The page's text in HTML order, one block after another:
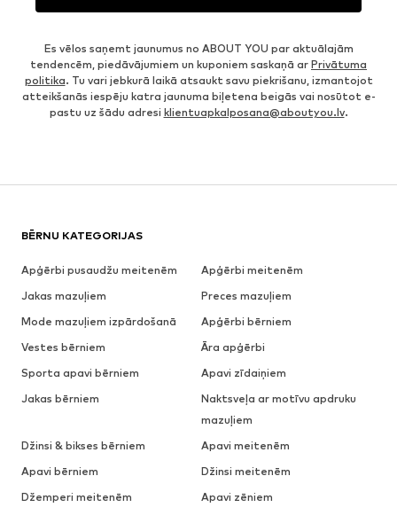
Es vēlos saņemt jaunumus no ABOUT YOU par aktuālajām
tendencēm, piedāvājumiem un kuponiem saskaņā ar Privātuma
politika. Tu vari jebkurā laikā atsaukt savu piekrišanu, izmantojot
atteikšanās iespēju katra jaunuma biļetena beigās vai nosūtot e-
pastu uz šādu adresi klientuapkalposana@aboutyou.lv.
BĒRNU KATEGORIJAS
Apģērbi pusaudžu meitenēm
Apģērbi meitenēm
Jakas mazuļiem
Preces mazuļiem
Mode mazuļiem izpārdošanā
Apģērbi bērniem
Vestes bērniem
Āra apģērbi
Sporta apavi bērniem
Apavi zīdaiņiem
Jakas bērniem
Naktsveļa ar motīvu apdruku
mazuļiem
Džinsi & bikses bērniem
Apavi meitenēm
Apavi bērniem
Džinsi meitenēm
Džemperi meitenēm
Apavi zēniem